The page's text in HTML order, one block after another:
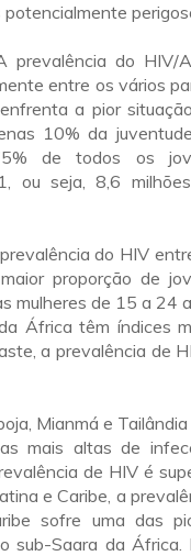
prevalência do HIV/
entre os vários
a pior
10% da
de todos os
ou seja, 8,6
do HIV
proporção de
mulheres de 15 a 24
África têm índices
a prevalência de
Mianmá e
mais altas de
de HIV é
e Caribe, a
sofre uma das
sub-Saara da África.